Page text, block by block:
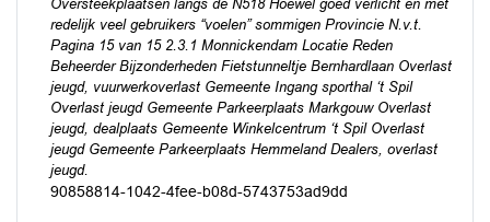
Oversteekplaatsen langs de N518 Hoewel goed verlicht en met
redelijk veel gebruikers “voelen” sommigen Provincie N.v.t.
Pagina 15 van 15 2.3.1 Monnickendam Locatie Reden
Beheerder Bijzonderheden Fietstunneltje Bernhardlaan Overlast
jeugd, vuurwerkoverlast Gemeente Ingang sporthal ‘t Spil
Overlast jeugd Gemeente Parkeerplaats Markgouw Overlast
jeugd, dealplaats Gemeente Winkelcentrum ‘t Spil Overlast
jeugd Gemeente Parkeerplaats Hemmeland Dealers, overlast
jeugd.
90858814-1042-4fee-b08d-5743753ad9dd